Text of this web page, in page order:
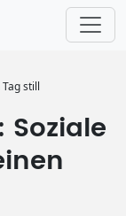
still
Soziale